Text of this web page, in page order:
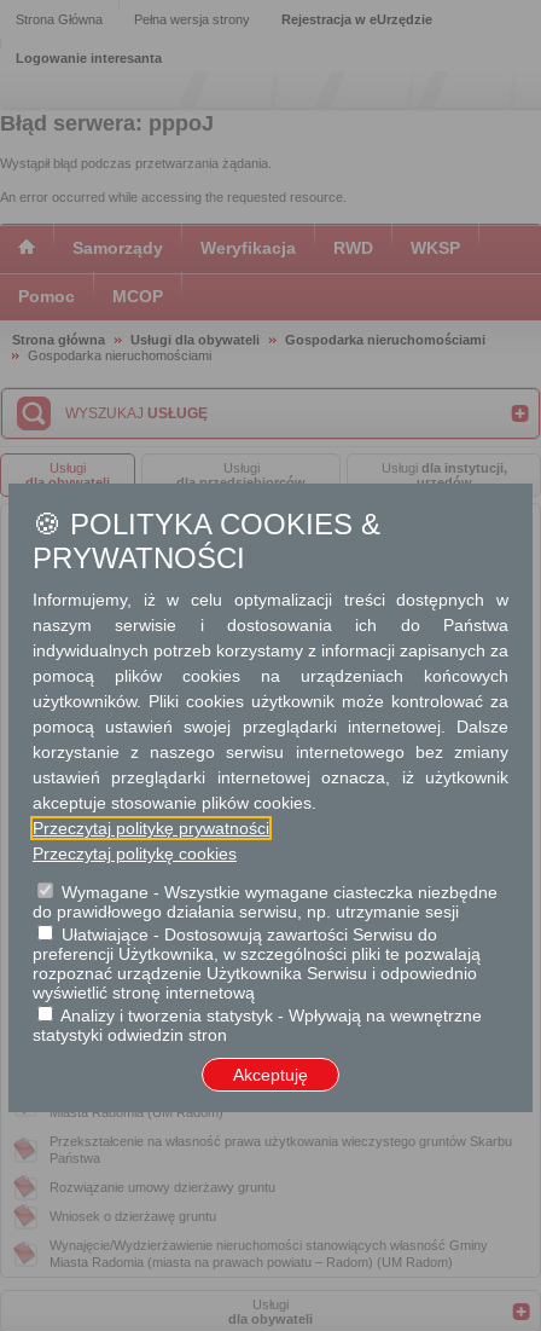
Strona Główna Pełna wersja strony Rejestracja w eUrzędzie
Logowanie interesanta
Błąd serwera: pppoJ
Wystąpił błąd podczas przetwarzania żądania.
An error occurred while accessing the requested resource.
Samorządy Weryfikacja RWD WKSP
Pomoc MCOP
Strona główna Usługi dla obywateli
Gospodarka nieruchomościami
Gospodarka nieruchomościami
WYSZUKAJ USŁUGĘ
Usługi
dla obywateli
Usługi
dla przedsiębiorców
Usługi dla instytucji,
urzędów
NAJEM, DZIERŻAWA, UŻYCZENIE
ODSZKODOWANIA
PODZIAŁY NIERUCHOMOŚCI
SPRZEDAŻ LUB ODDANIE W UŻYTKOWANIE WIECZYSTE
NIERUCHOMOŚCI
USTANAWIANIE I WYGASZANIE OBCIĄŻEŃ NA NIERUCHOMOŚCIACH
UŻYCZENIE NIERUCHOMOŚCI GMINNYCH (POWIATOWYCH)
ZGODY WŁAŚCICIELSKIE
ZWROTY NIERUCHOMOŚCI
Sprzedaż nieruchomości gruntowej na rzecz jej użytkownika wieczystego
Przedłużenie umowy dzierżawy gruntu
Przekształcenie na własność prawa użytkowania wieczystego gruntów Gminy
Miasta Radomia (UM Radom)
Przekształcenie na własność prawa użytkowania wieczystego gruntów Skarbu
Państwa
Rozwiązanie umowy dzierżawy gruntu
Wniosek o dzierżawę gruntu
Wynajęcie/Wydzierżawienie nieruchomości stanowiących własność Gminy
Miasta Radomia (miasta na prawach powiatu – Radom) (UM Radom)
Usługi
dla obywateli
🍪 POLITYKA COOKIES &
PRYWATNOŚCI
Informujemy, iż w celu optymalizacji treści dostępnych w
naszym serwisie i dostosowania ich do Państwa
indywidualnych potrzeb korzystamy z informacji zapisanych za
pomocą plików cookies na urządzeniach końcowych
użytkowników. Pliki cookies użytkownik może kontrolować za
pomocą ustawień swojej przeglądarki internetowej. Dalsze
korzystanie z naszego serwisu internetowego bez zmiany
ustawień przeglądarki internetowej oznacza, iż użytkownik
akceptuje stosowanie plików cookies.
Przeczytaj politykę prywatności
Przeczytaj politykę cookies
Wymagane - Wszystkie wymagane ciasteczka niezbędne
do prawidłowego działania serwisu, np. utrzymanie sesji
Ułatwiające - Dostosowują zawartości Serwisu do
preferencji Użytkownika, w szczególności pliki te pozwalają
rozpoznać urządzenie Użytkownika Serwisu i odpowiednio
wyświetlić stronę internetową
Analizy i tworzenia statystyk - Wpływają na wewnętrzne
statystyki odwiedzin stron
Akceptuję